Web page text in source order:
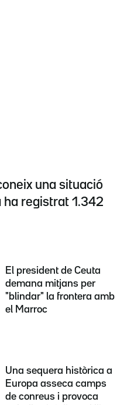
una situació
ha registrat 1.342
El president de Ceuta
demana mitjans per
"blindar" la frontera amb
el Marroc
Una sequera històrica a
Europa asseca camps
de conreus i provoca